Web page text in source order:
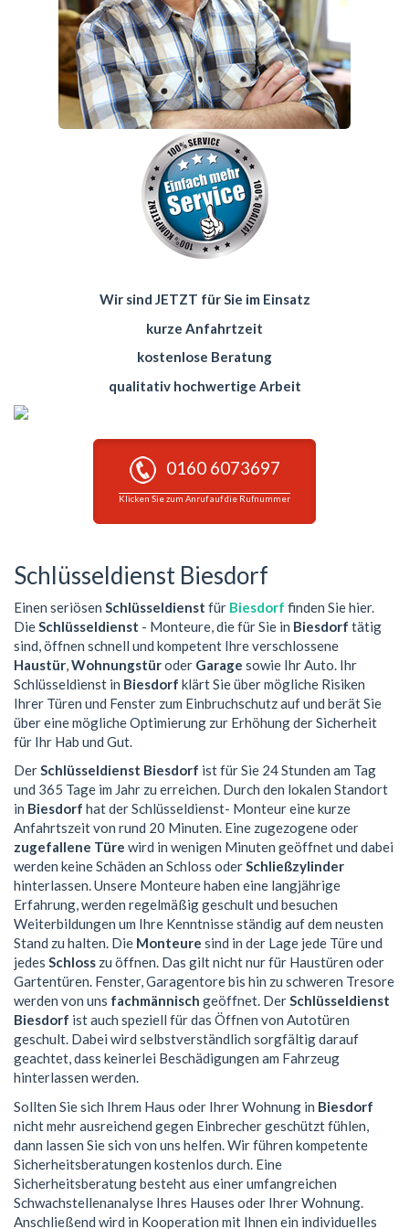
Wir sind JETZT für Sie im Einsatz
kurze Anfahrtzeit
kostenlose Beratung
qualitativ hochwertige Arbeit
0160 6073697
Klicken Sie zum Anruf auf die Rufnummer
Schlüsseldienst Biesdorf
Einen seriösen Schlüsseldienst für Biesdorf finden Sie hier.
DieSchlüsseldienst - Monteure, die für Sie in Biesdorf tätig
sind, öffnen schnell und kompetent Ihre verschlossene
Haustür,Wohnungstüroder Garage sowie Ihr Auto. Ihr
Schlüsseldienst in Biesdorf klärt Sie über mögliche Risiken
Ihrer Türen und Fenster zum Einbruchschutz auf und berät Sie
über eine mögliche Optimierung zur Erhöhung der Sicherheit
für Ihr Hab und Gut.
DerSchlüsseldienst Biesdorf ist für Sie 24 Stunden am Tag
und 365 Tage im Jahr zu erreichen. Durch den lokalen Standort
in Biesdorf hat der Schlüsseldienst- Monteur eine kurze
Anfahrtszeit von rund 20 Minuten. Eine zugezogene oder
zugefallene Türe wird in wenigen Minuten geöffnet und dabei
werden keine Schäden an Schloss oderSchließzylinder
hinterlassen. Unsere Monteure haben eine langjährige
Erfahrung, werden regelmäßig geschult und besuchen
Weiterbildungen um Ihre Kenntnisse ständig auf dem neusten
Stand zu halten. Die Monteure sind in der Lage jede Türe und
jedes Schloss zu öffnen. Das gilt nicht nur für Haustüren oder
Gartentüren. Fenster, Garagentore bis hin zu schweren Tresore
werden von uns fachmännisch geöffnet. DerSchlüsseldienst
Biesdorf ist auch speziell für das Öffnen von Autotüren
geschult. Dabei wird selbstverständlich sorgfältig darauf
geachtet, dass keinerlei Beschädigungen am Fahrzeug
hinterlassen werden.
Sollten Sie sich Ihrem Haus oder Ihrer Wohnung in Biesdorf
nicht mehr ausreichend gegen Einbrecher geschützt fühlen,
dann lassen Sie sich von uns helfen. Wir führen kompetente
Sicherheitsberatungen kostenlos durch. Eine
Sicherheitsberatung besteht aus einer umfangreichen
Schwachstellenanalyse Ihres Hauses oder Ihrer Wohnung.
Anschließend wird in Kooperation mit Ihnen ein individuelles